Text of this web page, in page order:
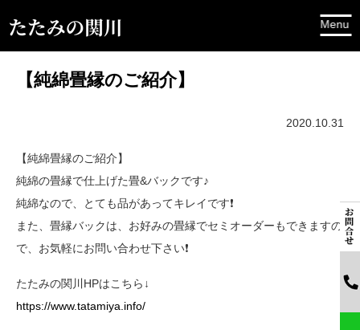
【純綿畳縁のご紹介】
2020.10.31
【純綿畳縁のご紹介】
純綿の畳縁で仕上げた畳&バックです♪
純綿なので、とても品があってキレイです❗️
また、畳縁バックは、お好みの畳縁でセミオーダーもできますの
で、お気軽にお問い合わせ下さい❗️
たたみの関川HPはこちら↓
https://www.tatamiya.info/